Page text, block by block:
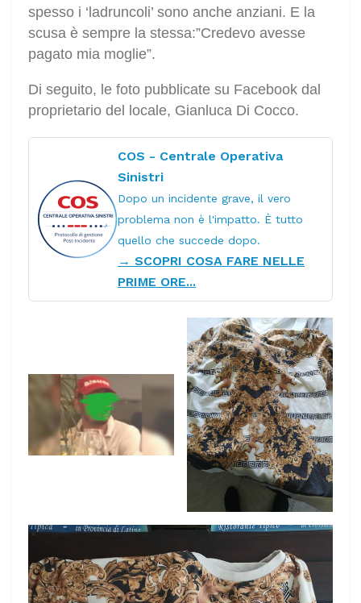
spesso i ‘ladruncoli’ sono anche anziani. E la
scusa è sempre la stessa:”Credevo avesse
pagato mia moglie”.
Di seguito, le foto pubblicate su Facebook dal
proprietario del locale, Gianluca Di Cocco.
COS - Centrale Operativa
Sinistri
Dopo un incidente grave, il vero
problema non è l'impatto. È tutto
quello che succede dopo.
→ SCOPRI COSA FARE NELLE
PRIME ORE...